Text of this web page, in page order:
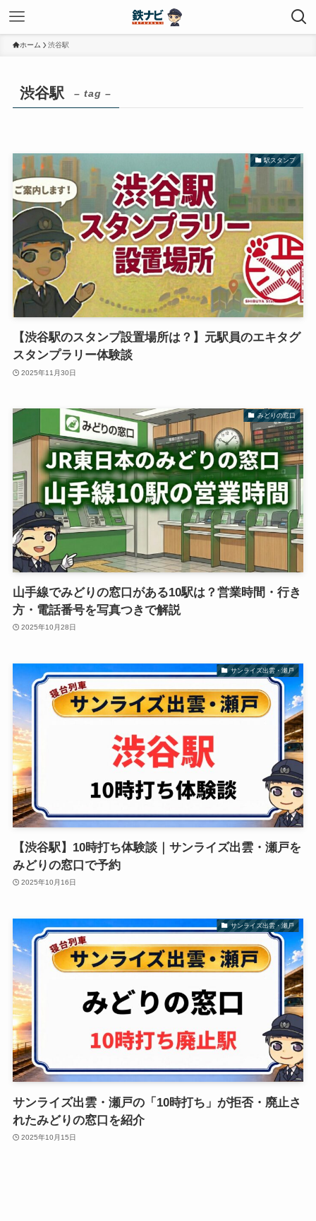
ホーム 渋谷駅
渋谷駅 – tag –
駅スタンプ
【渋谷駅のスタンプ設置場所は？】元駅員のエキタグ
スタンプラリー体験談
2025年11月30日
みどりの窓口
山手線でみどりの窓口がある10駅は？営業時間・行き
方・電話番号を写真つきで解説
2025年10月28日
サンライズ出雲・瀬戸
【渋谷駅】10時打ち体験談｜サンライズ出雲・瀬戸を
みどりの窓口で予約
2025年10月16日
サンライズ出雲・瀬戸
サンライズ出雲・瀬戸の「10時打ち」が拒否・廃止さ
れたみどりの窓口を紹介
2025年10月15日